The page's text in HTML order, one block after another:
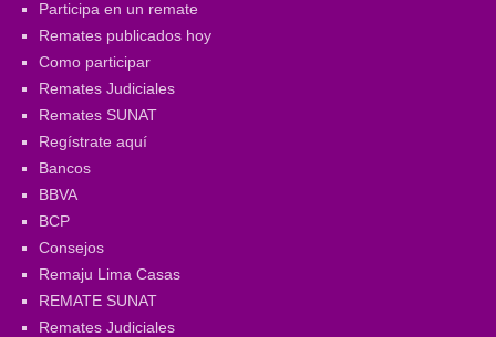
Participa en un remate
Remates publicados hoy
Como participar
Remates Judiciales
Remates SUNAT
Regístrate aquí
Bancos
BBVA
BCP
Consejos
Remaju Lima Casas
REMATE SUNAT
Remates Judiciales